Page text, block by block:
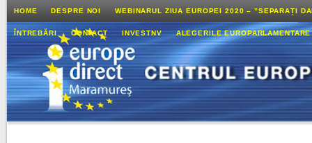
HOME DESPRE NOI WEBINARUL ZIUA EUROPEI 2020 – ”SEPARAȚI
ÎNTREBĂRI CONTACT INVESTNV ALEGERILE